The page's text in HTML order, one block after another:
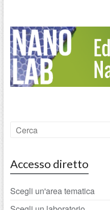
Accesso diretto
Scegli un'area tematica